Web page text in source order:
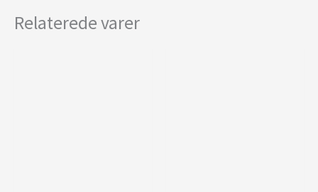
Relaterede varer